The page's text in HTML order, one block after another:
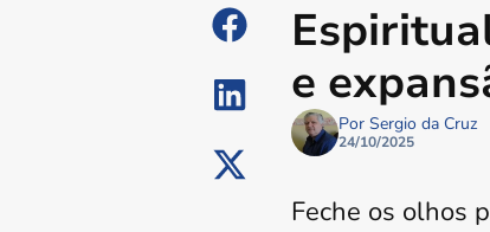
e
Por Sergio da Cruz
24/10/2025
Feche os olhos